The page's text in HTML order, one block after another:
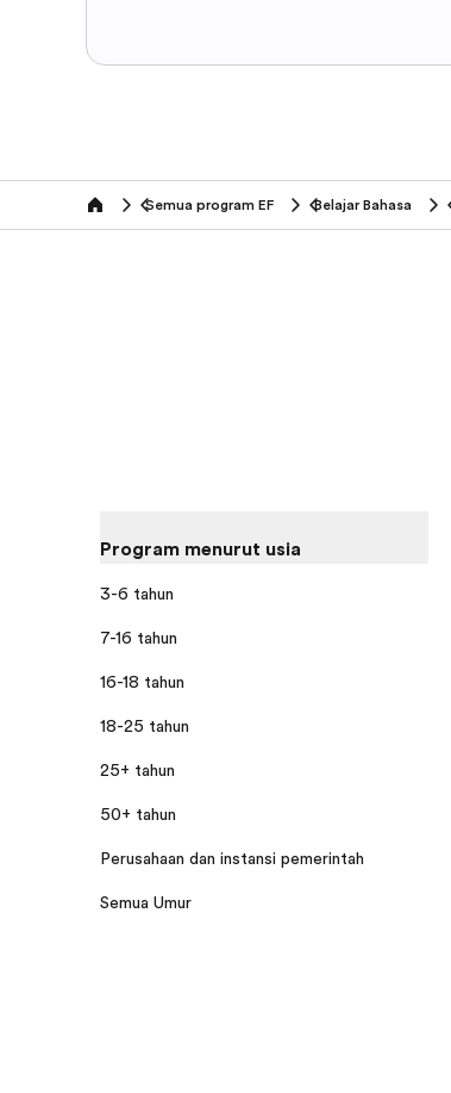
home Semua program EF Belajar Bahasa
Program menurut usia
3-6 tahun
7-16 tahun
16-18 tahun
18-25 tahun
25+ tahun
50+ tahun
Perusahaan dan instansi pemerintah
Semua Umur